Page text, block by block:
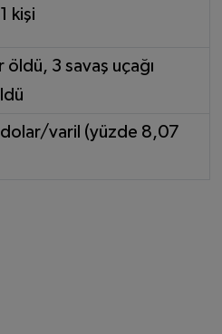
kişi
öldü, 3 savaş uçağı
varil (yüzde 8,07